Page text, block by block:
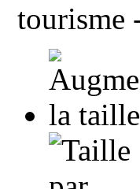
tourisme